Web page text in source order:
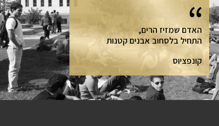
האדם שמזיז הרים,
התחיל בלסחוב אבנים קטנות
קונפציוס